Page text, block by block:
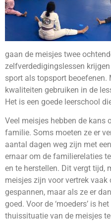
gaan de meisjes twee
zelfverdedigingslessen
sport als topsport beoefenen.
kwaliteiten gebruiken in de
Het is een goede leerschool
Veel meisjes hebben de kans
familie. Soms moeten ze er
aantal dagen weg zijn met
ernaar om de familierelaties
en te herstellen. Dit vergt tijd,
meisjes zijn voor vertrek vaak
gespannen, maar als ze er
goed. Voor de ‘moeders’ is
thuissituatie van de meisjes